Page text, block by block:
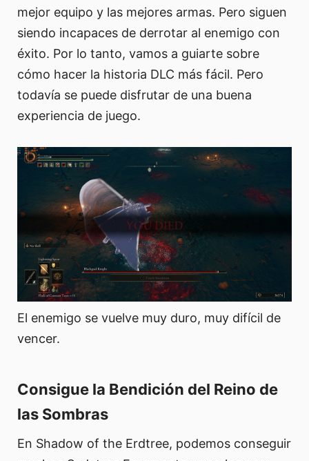
mejor equipo y las mejores armas. Pero siguen
siendo incapaces de derrotar al enemigo con
éxito. Por lo tanto, vamos a guiarte sobre
cómo hacer la historia DLC más fácil. Pero
todavía se puede disfrutar de una buena
experiencia de juego.
El enemigo se vuelve muy duro, muy difícil de
vencer.
Consigue la Bendición del Reino de
las Sombras
En Shadow of the Erdtree, podemos conseguir